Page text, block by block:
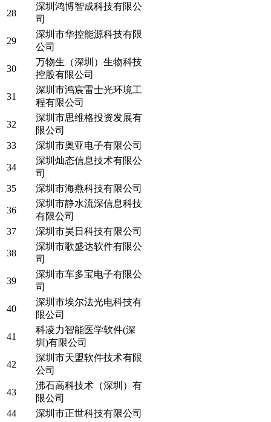
28
深圳鸿博智成科技有限公
司
29
深圳市华控能源科技有限
公司
30
万物生（深圳）生物科技
控股有限公司
31
深圳市鸿宸雷士光环境工
程有限公司
32
深圳市思维格投资发展有
限公司
33
深圳市奥亚电子有限公司
34
深圳灿态信息技术有限公
司
35
深圳市海燕科技有限公司
36
深圳市静水流深信息科技
有限公司
37
深圳市昊日科技有限公司
38
深圳市歌盛达软件有限公
司
39
深圳市车多宝电子有限公
司
40
深圳市埃尔法光电科技有
限公司
41
科凌力智能医学软件(深
圳)有限公司
42
深圳市天盟软件技术有限
公司
43
沸石高科技术（深圳）有
限公司
44
深圳市正世科技有限公司